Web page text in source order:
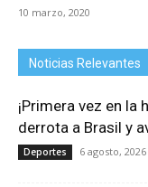
10 marzo, 2020
Noticias Relevantes
¡Primera vez en
derrota a Brasil y
Deportes 6 agosto, 2026